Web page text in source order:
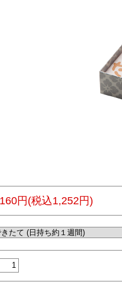
円(税込1,252円)